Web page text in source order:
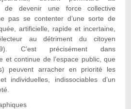
de devenir une force collective
pas se contenter d’une sorte de
artificielle, rapide et incertaine,
au détriment du citoyen
C’est précisément dans
et continue de l’espace public, que
peuvent arracher en priorité les
individuelles, indissociables d’un